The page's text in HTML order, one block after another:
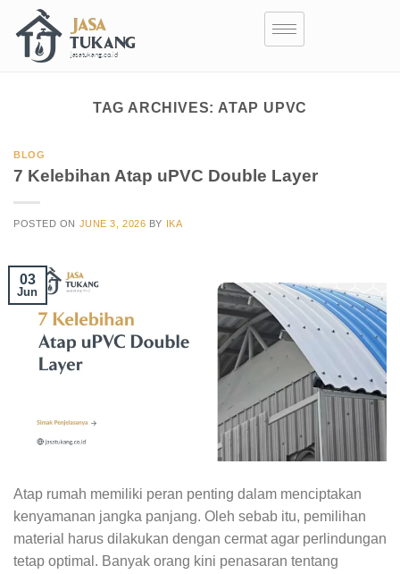
TAG ARCHIVES: ATAP UPVC
BLOG
7 Kelebihan Atap uPVC Double Layer
POSTED ON JUNE 3, 2026 BY IKA
03
Jun
Atap rumah memiliki peran penting dalam menciptakan
kenyamanan jangka panjang. Oleh sebab itu, pemilihan
material harus dilakukan dengan cermat agar perlindungan
tetap optimal. Banyak orang kini penasaran tentang